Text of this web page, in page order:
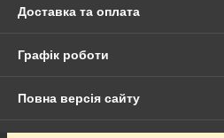
Доставка та оплата
Графік роботи
Повна версія сайту